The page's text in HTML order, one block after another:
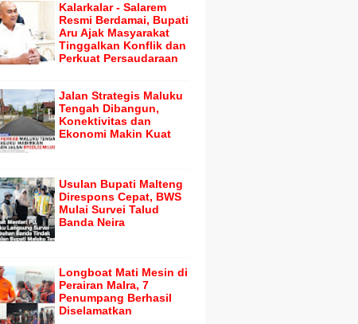
Kalarkalar - Salarem
Resmi Berdamai, Bupati
Aru Ajak Masyarakat
Tinggalkan Konflik dan
Perkuat Persaudaraan
Jalan Strategis Maluku
Tengah Dibangun,
Konektivitas dan
Ekonomi Makin Kuat
Usulan Bupati Malteng
Direspons Cepat, BWS
Mulai Survei Talud
Banda Neira
Longboat Mati Mesin di
Perairan Malra, 7
Penumpang Berhasil
Diselamatkan